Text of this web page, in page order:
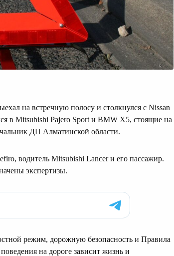
на встречную полосу и столкнулся с Nissan
в Mitsubishi Pajero Sport и BMW X5, стоящие на
ДП Алматинской области.
водитель Mitsubishi Lancer и его пассажир.
экспертизы.
режим, дорожную безопасность и Правила
на дороге зависит жизнь и